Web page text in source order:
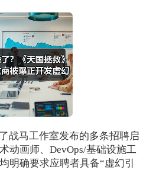
马工作室发布的多条招聘启
动画师、DevOps/基础设施工
明确要求应聘者具备“虚幻引